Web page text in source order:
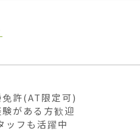
許(AT限定可)
がある方歓迎
フも活躍中